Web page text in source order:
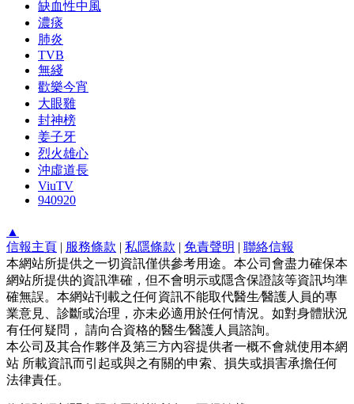
缺血性中風
濃痰
肺炎
TVB
無綫
歡樂今宵
大眼雞
封神榜
姜子牙
烈火雄心
沖虛道長
ViuTV
940920
▲
信報主頁 | 服務條款 | 私隱條款 | 免責聲明 | 聯絡信報
本網站所提供之一切資訊僅供參考用途。本公司會盡力確保本
網站所提供的資訊準確，但不會明示或隱含保證該等資訊均準
確無誤。本網站刊載之任何資訊不能取代醫生∕醫護人員的專
業意見、診斷或治理，亦未必適用於任何情況。如對身體狀況
有任何疑問， 請向合資格的醫生∕醫護人員諮詢。
本公司及其合作夥伴及第三方內容提供者一概不會就使用本網
站 所載資訊而引起或與之有關的申索、損失或損害承擔任何
法律責任。